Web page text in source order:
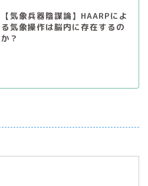
【気象兵器陰謀論】HAARPによ
る気象操作は脳内に存在するの
か？